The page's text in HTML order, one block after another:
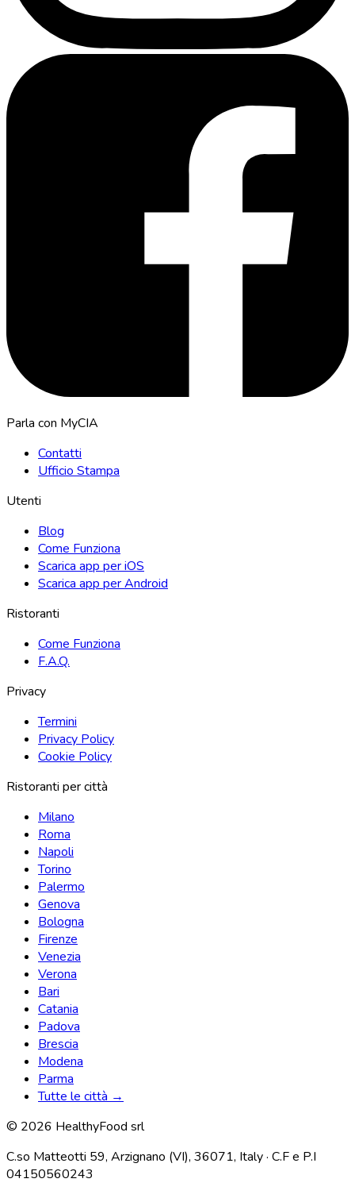
Parla con MyCIA
Contatti
Ufficio Stampa
Utenti
Blog
Come Funziona
Scarica app per iOS
Scarica app per Android
Ristoranti
Come Funziona
F.A.Q.
Privacy
Termini
Privacy Policy
Cookie Policy
Ristoranti per città
Milano
Roma
Napoli
Torino
Palermo
Genova
Bologna
Firenze
Venezia
Verona
Bari
Catania
Padova
Brescia
Modena
Parma
Tutte le città →
© 2026 HealthyFood srl
C.so Matteotti 59, Arzignano (VI), 36071, Italy · C.F e P.I
04150560243